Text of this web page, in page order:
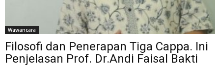
Wawancara
Filosofi dan Penerapan Tiga Cappa. Ini
Penjelasan Prof. Dr.Andi Faisal Bakti